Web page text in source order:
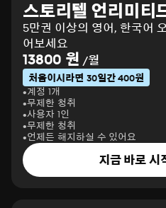
한번 증명했다.역자: 이은선연
공부하고, 같은 학교 국제대학
했다. 출판사 편집자, 저작권
활동 중이다. 낭독자: 김인KBS
‘카이저’, ‘헬로 카봇’의 ‘카봇
설극장, 라디오 극장, 라디오
수의 낭독을 진행한 바 있다.출
에게나보다 소중한 사람이 생
밖에 모르는 삶을 살다가 네
났고,이제는 일주일에도 몇 번
숨을 잘 쉬고 있는지확인한 다
스토리텔 언리미티
5만권 이상의 영어, 한국어
어보세요
13800 원 /월
처음이시라면 30일간 400원
계정 1개
무제한 청취
사용자 1인
무제한 청취
언제든 해지하실 수 있어요
지금 바로 시